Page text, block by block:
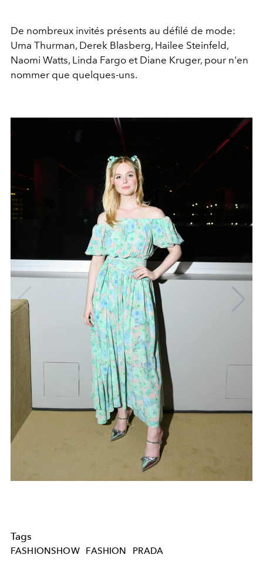
De nombreux invités présents au défilé de mode:
Uma Thurman, Derek Blasberg, Hailee Steinfeld,
Naomi Watts, Linda Fargo et Diane Kruger, pour n'en
nommer que quelques-uns.
Tags
FASHIONSHOW FASHION PRADA